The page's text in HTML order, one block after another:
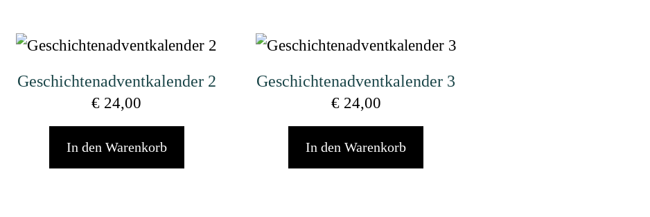
Geschichten­advent­kalender 2
€ 24,00
In den Warenkorb
Geschichten­advent­kalender 3
€24,00
In den Warenkorb